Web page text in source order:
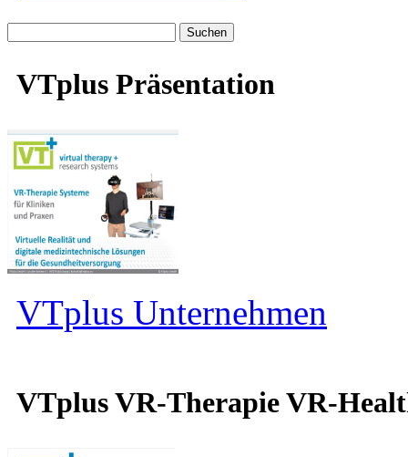
nach:
VTplus Präsentation
VTplus Unternehmen
VTplus VR-Therapie VR-